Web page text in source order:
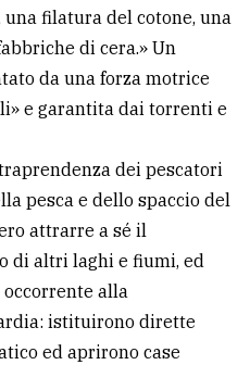
filatura del cotone, una
di cera.» Un
da una forza motrice
e garantita dai torrenti e
dei pescatori
pesca e dello spaccio del
attrarre a sé il
di altri laghi e fiumi, ed
alla
istituirono dirette
ed aprirono case